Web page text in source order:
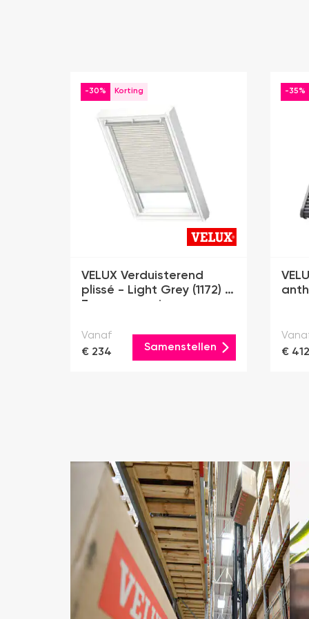
-30%
VELUX Verduisterend
plissé - Light Grey (1172) -
Zonne-energie
Vanaf
€ 234
Samenstellen
-35%
€ 412